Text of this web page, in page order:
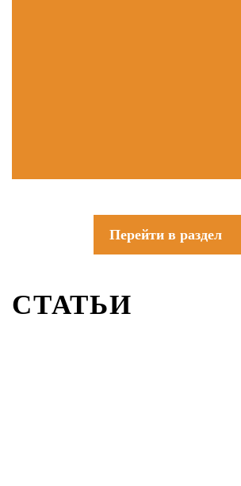
Перейти в раздел
СТАТЬИ